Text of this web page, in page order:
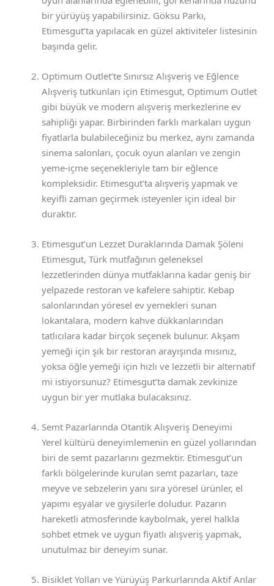
bir yürüyüş yapabilirsiniz. Göksu Parkı,
Etimesgut’ta yapılacak en güzel aktiviteler listesinin
başında gelir.
Optimum Outlet’te Sınırsız Alışveriş ve Eğlence
Alışveriş tutkunları için Etimesgut, Optimum Outlet
gibi büyük ve modern alışveriş merkezlerine ev
sahipliği yapar. Birbirinden farklı markaları uygun
fiyatlarla bulabileceğiniz bu merkez, aynı zamanda
sinema salonları, çocuk oyun alanları ve zengin
yeme-içme seçenekleriyle tam bir eğlence
kompleksidir. Etimesgut’ta alışveriş yapmak ve
keyifli zaman geçirmek isteyenler için ideal bir
duraktır.
Etimesgut’un Lezzet Duraklarında Damak Şöleni
Etimesgut, Türk mutfağının geleneksel
lezzetlerinden dünya mutfaklarına kadar geniş bir
yelpazede restoran ve kafelere sahiptir. Kebap
salonlarından yöresel ev yemekleri sunan
lokantalara, modern kahve dükkanlarından
tatlıcılara kadar birçok seçenek bulunur. Akşam
yemeği için şık bir restoran arayışında mısınız,
yoksa öğle yemeği için hızlı ve lezzetli bir alternatif
mi istiyorsunuz? Etimesgut’ta damak zevkinize
uygun bir yer mutlaka bulacaksınız.
Semt Pazarlarında Otantik Alışveriş Deneyimi
Yerel kültürü deneyimlemenin en güzel yollarından
biri de semt pazarlarını gezmektir. Etimesgut’un
farklı bölgelerinde kurulan semt pazarları, taze
meyve ve sebzelerin yanı sıra yöresel ürünler, el
yapımı eşyalar ve giysilerle doludur. Pazarın
hareketli atmosferinde kaybolmak, yerel halkla
sohbet etmek ve uygun fiyatlı alışveriş yapmak,
unutulmaz bir deneyim sunar.
Bisiklet Yolları ve Yürüyüş Parkurlarında Aktif Anlar